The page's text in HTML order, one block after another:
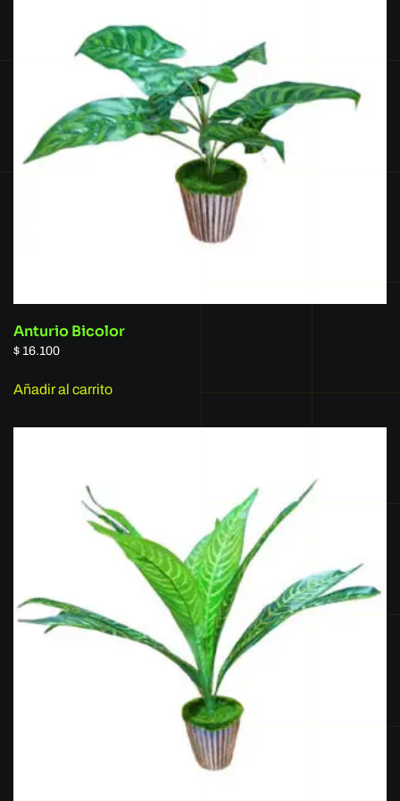
Anturio Bicolor
$ 16.100
Añadir al carrito